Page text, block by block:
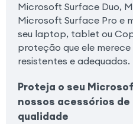
Microsoft Surface Duo,
Microsoft Surface Pro e
seu laptop, tablet ou
proteção que ele
resistentes e adequados.
Proteja o seu
nossos acessórios
qualidade